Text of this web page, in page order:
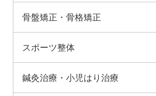
骨盤矯正・骨格矯正
スポーツ整体
鍼灸治療・小児はり治療